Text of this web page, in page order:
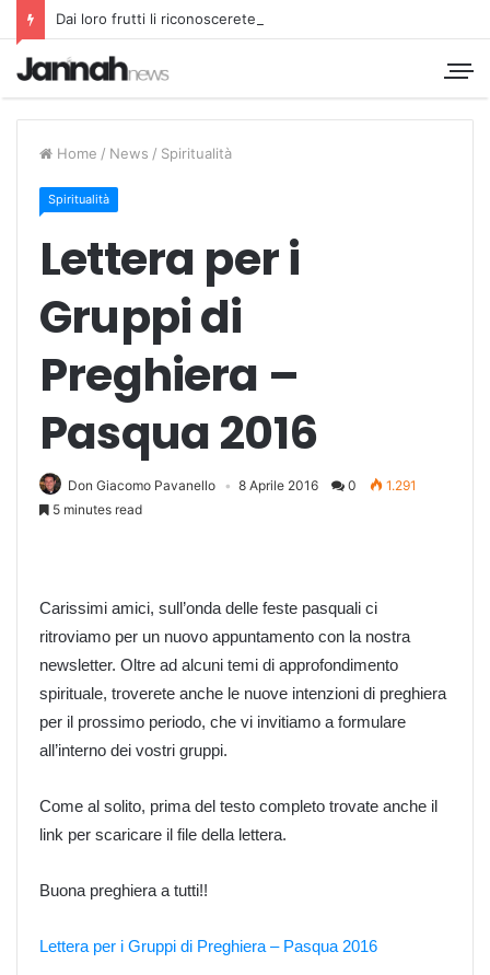
Dai loro frutti li riconoscerete
Home / News / Spiritualità
Spiritualità
Lettera per i
Gruppi di
Preghiera –
Pasqua 2016
Don Giacomo Pavanello 8 Aprile 2016 0
1.291
5 minutes read
Carissimi amici, sull’onda delle feste pasquali ci
ritroviamo per un nuovo appuntamento con la nostra
newsletter. Oltre ad alcuni temi di approfondimento
spirituale, troverete anche le nuove intenzioni di preghiera
per il prossimo periodo, che vi invitiamo a formulare
all’interno dei vostri gruppi.
Come al solito, prima del testo completo trovate anche il
link per scaricare il file della lettera.
Buona preghiera a tutti!!
Lettera per i Gruppi di Preghiera – Pasqua 2016